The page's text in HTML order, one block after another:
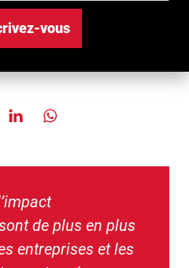
vous
de plus en plus
entreprises et les